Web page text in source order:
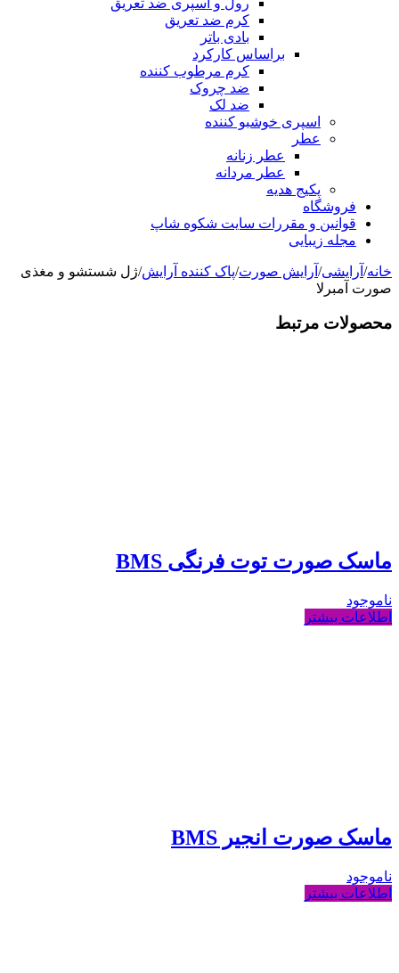
رول و اسپری ضد تعریق
کرم ضد تعریق
بادی باتر
براساس کارکرد
کرم مرطوب کننده
ضد چروک
ضد لک
اسپری خوشبو کننده
عطر
عطر زنانه
عطر مردانه
پکیج هدیه
فروشگاه
قوانین و مقررات سایت شکوه شاپ
مجله زیبایی
خانه/ آرایشی/ آرایش صورت/پاک کننده آرایش/ژل شستشو و مغذی
صورت آمبرلا
محصولات مرتبط
ماسک صورت توت فرنگی BMS
ناموجود
اطلاعات بیشتر
ماسک صورت انجیر BMS
ناموجود
اطلاعات بیشتر